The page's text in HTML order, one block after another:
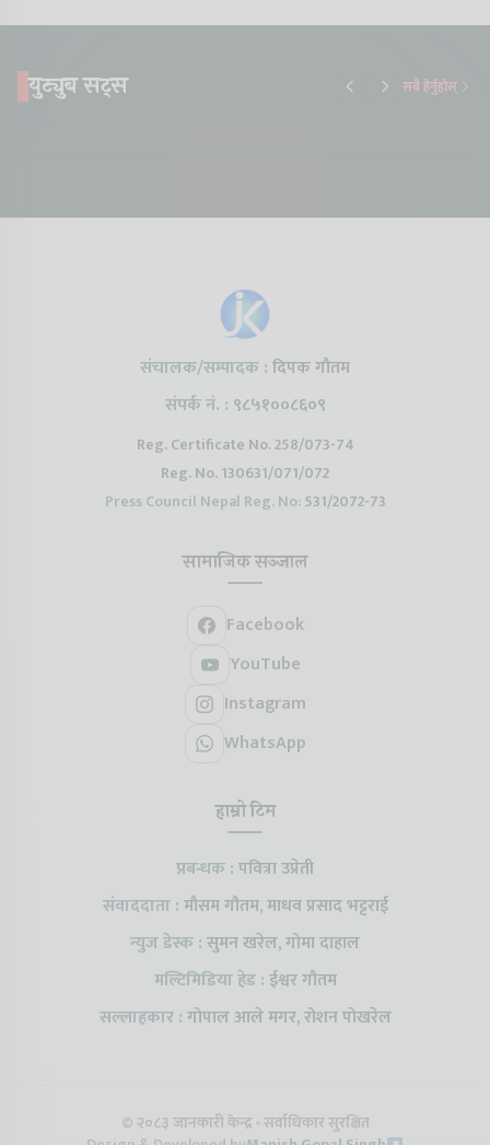
युट्युब सट्स सबै हेर्नुहोस्
संचालक/सम्पादक :दिपक गौतम
संपर्क नं. : ९८५१००८६०९
Reg. Certificate No. 258/073-74
Reg. No. 130631/071/072
Press Council Nepal Reg. No:531/2072-73
सामाजिक सञ्जाल
Facebook
YouTube
Instagram
WhatsApp
हाम्रो टिम
प्रबन्धक :पवित्रा उप्रेती
संवाददाता :मौसम गौतम, माधव प्रसाद भट्टराई
न्युज डेस्क :सुमन खरेल, गोमा दाहाल
मल्टिमिडिया हेड :ईश्वर गौतम
सल्लाहकार :गोपाल आले मगर, रोशन पोखरेल
© २०८३ जानकारी केन्द्र सर्वाधिकार सुरक्षित